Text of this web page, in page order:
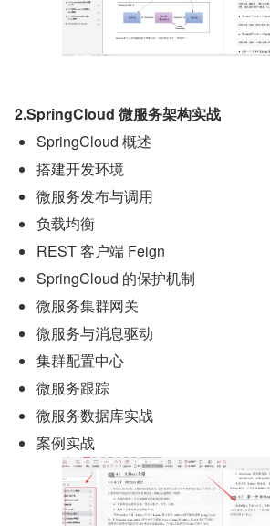
2.SpringCloud 微服务架构实战
SpringCloud 概述
搭建开发环境
微服务发布与调用
负载均衡
REST 客户端 Feign
SpringCloud 的保护机制
微服务集群网关
微服务与消息驱动
集群配置中心
微服务跟踪
微服务数据库实战
案例实战